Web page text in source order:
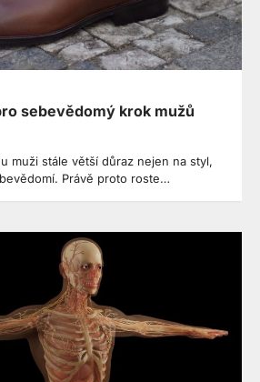
sebevědomý krok mužů
muži stále větší důraz nejen na styl,
Právě proto roste…